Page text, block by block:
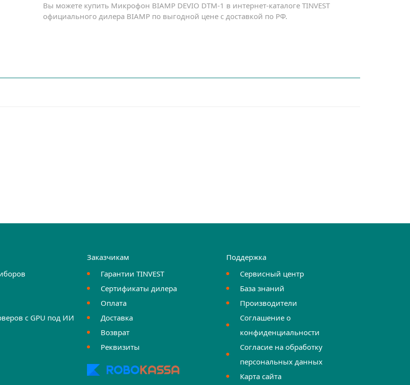
Вы можете купить Микрофон BIAMP DEVIO DTM-1 в интернет-каталоге TINVEST
официального дилера BIAMP по выгодной цене с доставкой по РФ.
с GPU под ИИ
Заказчикам
Гарантии TINVEST
Сертификаты дилера
Оплата
Доставка
Возврат
Реквизиты
Поддержка
Сервисный центр
База знаний
Производители
Соглашение о
конфиденциальности
Согласие на обработку
персональных данных
Карта сайта